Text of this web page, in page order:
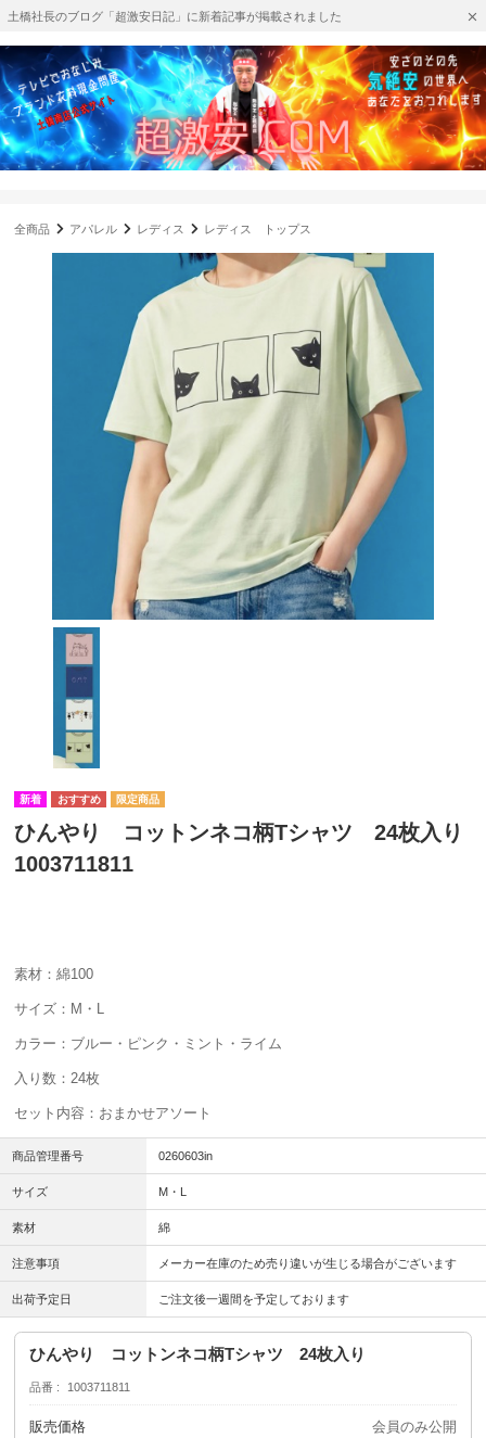
土橋社長のブログ「超激安日記」に新着記事が掲載されました
全商品 アパレル レディス レディス トップス
ひんやり コットンネコ柄Tシャツ 24枚入り
1003711811
素材：綿100
サイズ：M・L
カラー：ブルー・ピンク・ミント・ライム
入り数：24枚
セット内容：おまかせアソート
商品管理番号 0260603in
サイズ M・L
素材 綿
注意事項 メーカー在庫のため売り違いが生じる場合がございます
出荷予定日 ご注文後一週間を予定しております
ひんやり コットンネコ柄Tシャツ 24枚入り
品番 1003711811
販売価格 会員のみ公開